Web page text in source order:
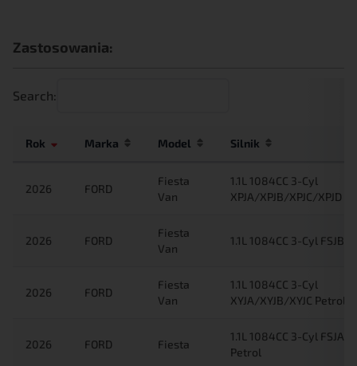
Zastosowania:
Search:
Rok Marka Model Silnik
2026 FORD
Fiesta
Van
1.1L 1084CC 3-Cyl
XPJA/XPJB/XPJC/XPJD
2026 FORD
Fiesta
Van
1.1L 1084CC 3-Cyl FSJB
2026 FORD
Fiesta
Van
1.1L 1084CC 3-Cyl
XYJA/XYJB/XYJC Petrol
2026 FORD Fiesta
1.1L 1084CC 3-Cyl FSJA/
Petrol